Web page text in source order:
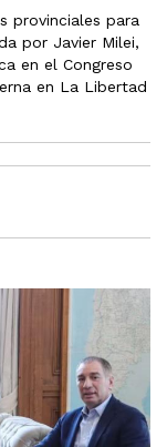
provinciales para
por Javier Milei,
en el Congreso
en La Libertad